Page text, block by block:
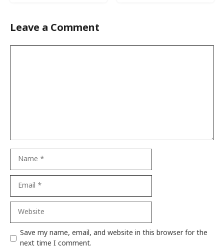
Leave a Comment
Save my name, email, and website in this browser for the
next time I comment.